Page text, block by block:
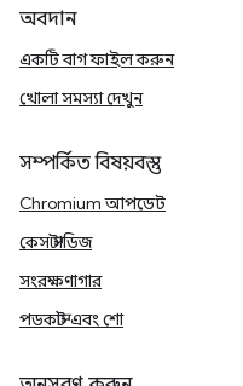
অবদান
একটি বাগ ফাইল করুন
খোলা সমস্যা দেখুন
সম্পর্কিত বিষয়বস্তু
Chromium আপডেট
কেস স্টাডিজ
সংরক্ষণাগার
পডকাস্ট এবং শো